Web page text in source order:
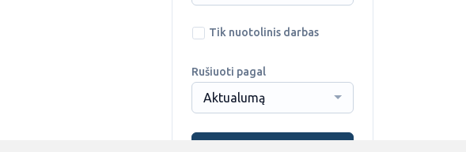
Tik nuotolinis darbas
Rušiuoti pagal
Aktualumą